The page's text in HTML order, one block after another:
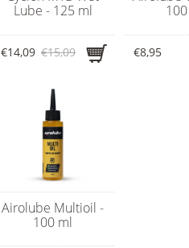
Lube - 125 ml
€14,09 €15,09 €8,95
Airolube Multioil -
100 ml